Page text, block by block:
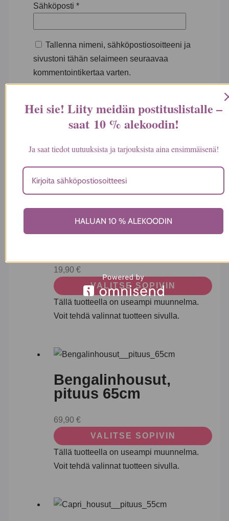
Sähköposti *
Tallenna nimeni, sähköpostiosoitteeni ja
sivustoni tähän selaimeen seuraavaa
kommentointikertaa varten.
Tutustu myös
Leggingsit naisille
pitkä, keskivahva,
19,90 €
VALITSE SOPIVIN
Tällä tuotteella on useampi muunnelma.
Voit tehdä valinnat tuotteen sivulla.
Bengalinhousut,
pituus 65cm
69,90 €
VALITSE SOPIVIN
Tällä tuotteella on useampi muunnelma.
Voit tehdä valinnat tuotteen sivulla.
Hei sie! Liity meidän postituslistalle –
saat 10 % alekoodin!
Ja saat tiedot uutuuksista ja tarjouksista aina ensimmäisenä!
HALUAN 10 % ALEKOODIN